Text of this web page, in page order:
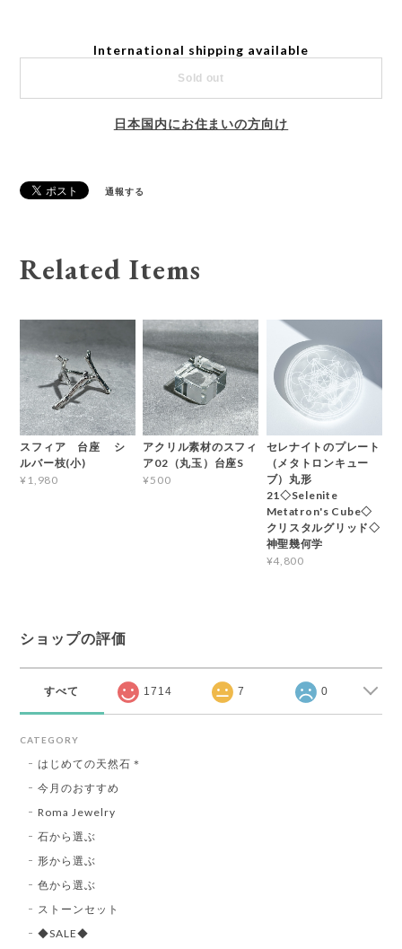
International shipping available
Sold out
日本国内にお住まいの方向け
通報する
Related Items
スフィア 台座 シ
ルバー枝(小)
¥1,980
アクリル素材のスフィ
ア02（丸玉）台座S
¥500
セレナイトのプレート
（メタトロンキュー
ブ）丸形
21◇Selenite
Metatron's Cube◇
クリスタルグリッド◇
神聖幾何学
¥4,800
ショップの評価
すべて 1714 7 0
CATEGORY
はじめての天然石＊
今月のおすすめ
Roma Jewelry
石から選ぶ
形から選ぶ
色から選ぶ
ストーンセット
◆SALE◆